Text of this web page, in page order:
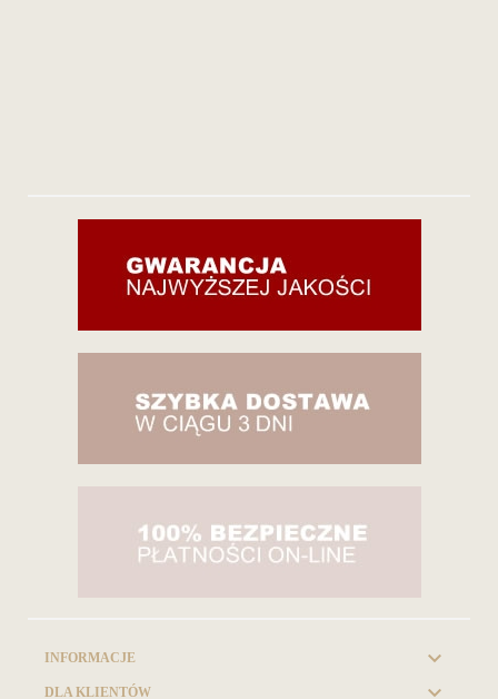
INFORMACJE 
DLA KLIENTÓW 